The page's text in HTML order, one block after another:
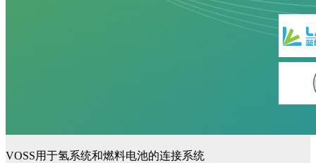
VOSS用于氢系统和燃料电池的连接系统